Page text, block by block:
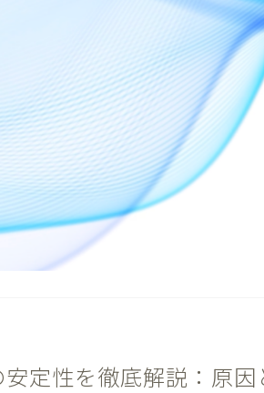
定性を徹底解説：原因